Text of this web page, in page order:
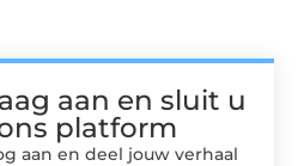
aan en sluit u
platform
aan en deel jouw verhaal